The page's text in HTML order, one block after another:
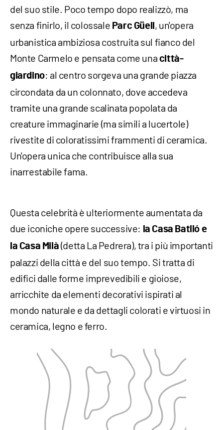
del suo stile. Poco tempo dopo realizzò, ma
senza finirlo, il colossale Parc Güell , un'opera
urbanistica ambiziosa costruita sul fianco del
Monte Carmelo e pensata come una città-
giardino: al centro sorgeva una grande piazza
circondata da un colonnato, dove accedeva
tramite una grande scalinata popolata da
creature immaginarie (ma simili a lucertole)
rivestite di coloratissimi frammenti di ceramica.
Un'opera unica che contribuisce alla sua
inarrestabile fama.
Questa celebrità è ulteriormente aumentata da
due iconiche opere successive: la Casa Batlló e
la Casa Milà (detta La Pedrera), tra i più importanti
palazzi della città e del suo tempo. Si tratta di
edifici dalle forme imprevedibili e gioiose,
arricchite da elementi decorativi ispirati al
mondo naturale e da dettagli colorati e virtuosi in
ceramica, legno e ferro.